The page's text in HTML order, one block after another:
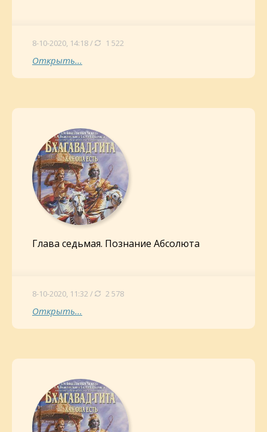
8-10-2020, 14:18 / 1 522
Открыть...
Глава седьмая. Познание Абсолюта
8-10-2020, 11:32 / 2 578
Открыть...